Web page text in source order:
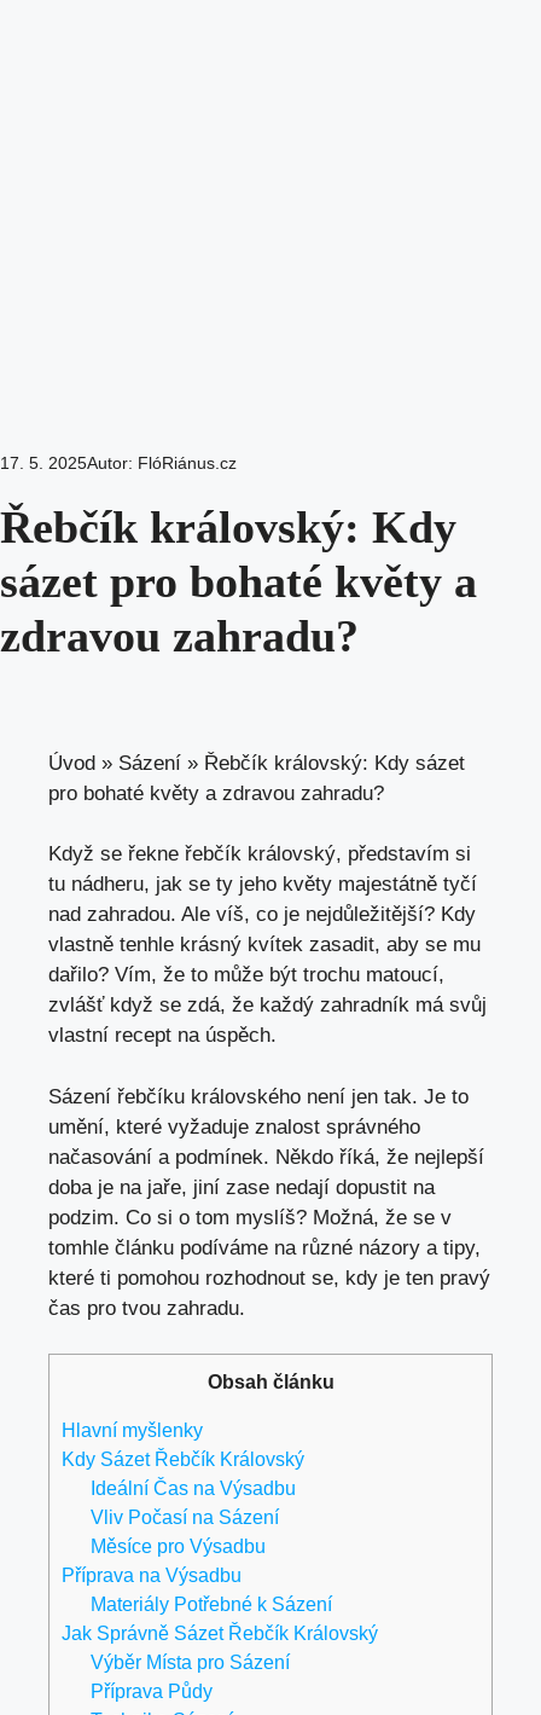
17. 5. 2025Autor: FlóRiánus.cz
Řebčík královský: Kdy
sázet pro bohaté květy a
zdravou zahradu?
Úvod » Sázení » Řebčík královský: Kdy sázet
pro bohaté květy a zdravou zahradu?
Když se řekne řebčík královský, představím si
tu nádheru, jak se ty jeho květy majestátně tyčí
nad zahradou. Ale víš, co je nejdůležitější? Kdy
vlastně tenhle krásný kvítek zasadit, aby se mu
dařilo? Vím, že to může být trochu matoucí,
zvlášť když se zdá, že každý zahradník má svůj
vlastní recept na úspěch.
Sázení řebčíku královského není jen tak. Je to
umění, které vyžaduje znalost správného
načasování a podmínek. Někdo říká, že nejlepší
doba je na jaře, jiní zase nedají dopustit na
podzim. Co si o tom myslíš? Možná, že se v
tomhle článku podíváme na různé názory a tipy,
které ti pomohou rozhodnout se, kdy je ten pravý
čas pro tvou zahradu.
Obsah článku
Hlavní myšlenky
Kdy Sázet Řebčík Královský
Ideální Čas na Výsadbu
Vliv Počasí na Sázení
Měsíce pro Výsadbu
Příprava na Výsadbu
Materiály Potřebné k Sázení
Jak Správně Sázet Řebčík Královský
Výběr Místa pro Sázení
Příprava Půdy